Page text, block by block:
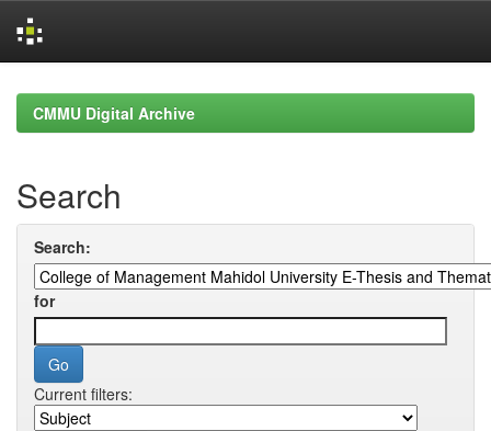
navigationCMMU Digital Archive
Search
Search:
for
Current filters: